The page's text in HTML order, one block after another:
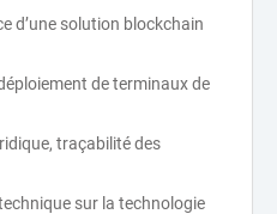
d’une solution blockchain
de terminaux de
traçabilité des
sur la technologie